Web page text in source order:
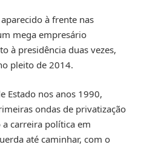
à frente nas
mega empresário
à presidência duas vezes,
pleito de 2014.
Estado nos anos 1990,
ondas de privatização
carreira política em
até caminhar, com o